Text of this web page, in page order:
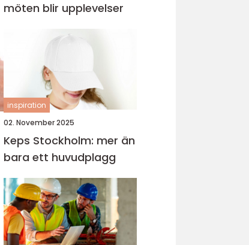
möten blir upplevelser
inspiration
02. November 2025
Keps Stockholm: mer än
bara ett huvudplagg